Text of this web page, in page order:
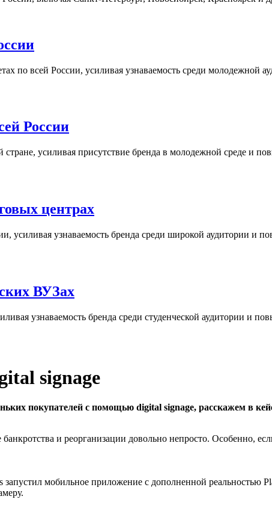
по всей России, усиливая узнаваемость среди молодежной
России
усиливая присутствие бренда в молодежной среде и
центрах
усиливая узнаваемость бренда среди широкой аудитории и
ВУЗах
узнаваемость бренда среди студенческой аудитории и
signage
покупателей с помощью digital signage, расскажем в
и реорганизации довольно непросто. Особенно,
мобильное приложение с дополненной реальностью